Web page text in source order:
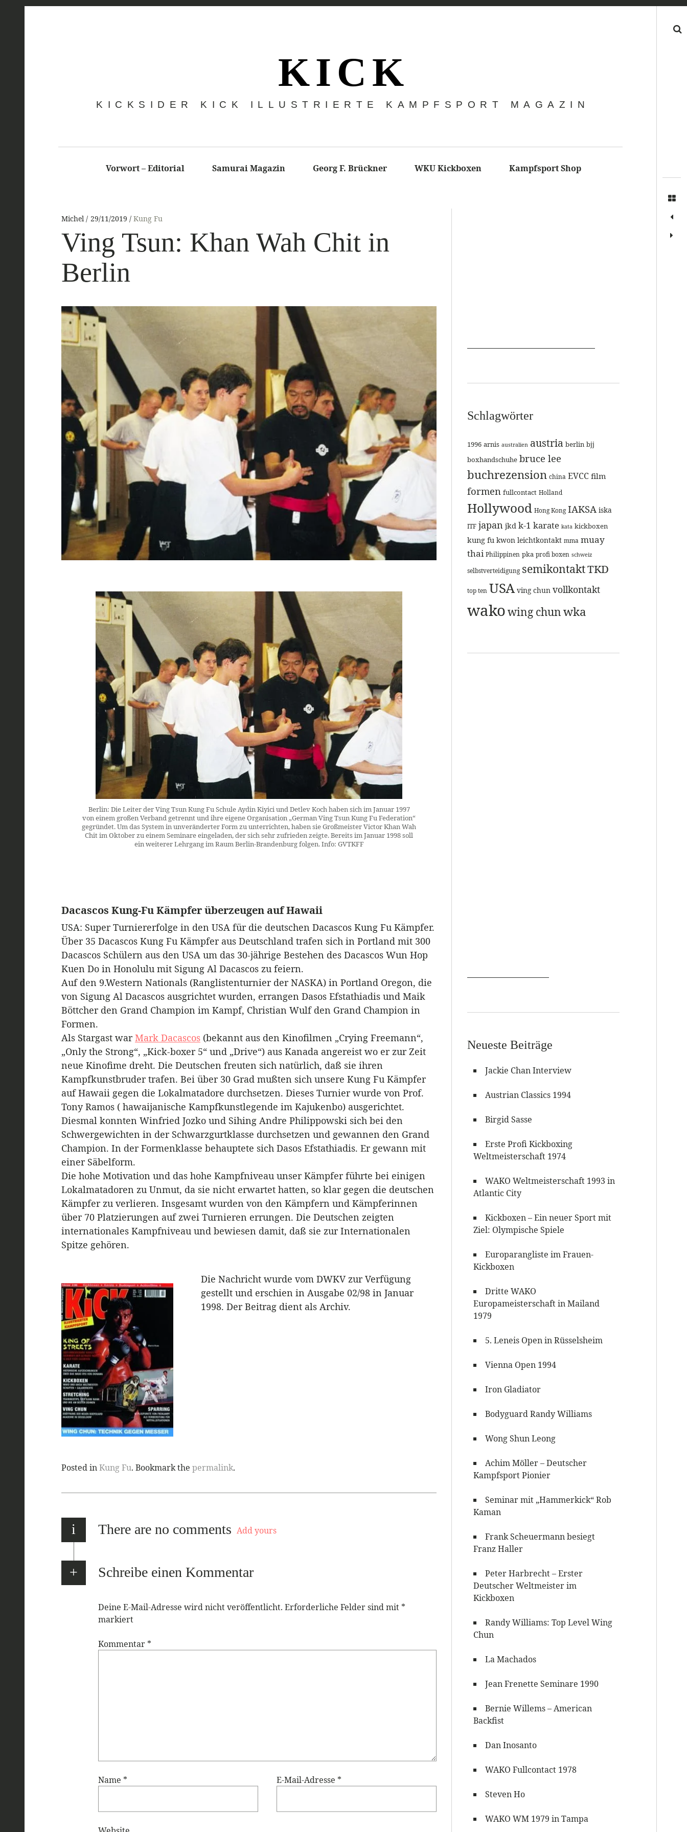
K I C K
KICKSIDER KICK ILLUSTRIERTE KAMPFSPORT MAGAZIN
Vorwort – Editorial Samurai Magazin Georg F. Brückner WKU Kickboxen Kampfsport Shop
Michel 29/11/2019 Kung Fu
Ving Tsun: Khan Wah Chit in
Berlin
Berlin: Die Leiter der Ving Tsun Kung Fu Schule Aydin Kiyici und Detlev Koch haben sich im Januar 1997
von einem großen Verband getrennt und ihre eigene Organisation „German Ving Tsun Kung Fu Federation“
gegründet. Um das System in unveränderter Form zu unterrichten, haben sie Großmeister Victor Khan Wah
Chit im Oktober zu einem Seminare eingeladen, der sich sehr zufrieden zeigte. Bereits im Januar 1998 soll
ein weiterer Lehrgang im Raum Berlin-Brandenburg folgen. Info: GVTKFF
Dacascos Kung-Fu Kämpfer überzeugen auf Hawaii
USA: Super Turniererfolge in den USA für die deutschen Dacascos Kung Fu Kämpfer.
Über 35 Dacascos Kung Fu Kämpfer aus Deutschland trafen sich in Portland mit 300
Dacascos Schülern aus den USA um das 30-jährige Bestehen des Dacascos Wun Hop
Kuen Do in Honolulu mit Sigung Al Dacascos zu feiern.
Auf den 9.Western Nationals (Ranglistenturnier der NASKA) in Portland Oregon, die
von Sigung Al Dacascos ausgrichtet wurden, errangen Dasos Efstathiadis und Maik
Böttcher den Grand Champion im Kampf, Christian Wulf den Grand Champion in
Formen.
Als Stargast warMark Dacascos (bekannt aus den Kinofilmen „Crying Freemann“,
„Only the Strong“, „Kick-boxer 5“ und „Drive“) aus Kanada angereist wo er zur Zeit
neue Kinofime dreht. Die Deutschen freuten sich natürlich, daß sie ihren
Kampfkunstbruder trafen. Bei über 30 Grad mußten sich unsere Kung Fu Kämpfer
auf Hawaii gegen die Lokalmatadore durchsetzen. Dieses Turnier wurde von Prof.
Tony Ramos ( hawaijanische Kampfkunstlegende im Kajukenbo) ausgerichtet.
Diesmal konnten Winfried Jozko und Sihing Andre Philippowski sich bei den
Schwergewichten in der Schwarzgurtklasse durchsetzen und gewannen den Grand
Champion. In der Formenklasse behauptete sich Dasos Efstathiadis. Er gewann mit
einer Säbelform.
Die hohe Motivation und das hohe Kampfniveau unser Kämpfer führte bei einigen
Lokalmatadoren zu Unmut, da sie nicht erwartet hatten, so klar gegen die deutschen
Kämpfer zu verlieren. Insgesamt wurden von den Kämpfern und Kämpferinnen
über 70 Platzierungen auf zwei Turnieren errungen. Die Deutschen zeigten
internationales Kampfniveau und bewiesen damit, daß sie zur Internationalen
Spitze gehören.
Die Nachricht wurde vom DWKV zur Verfügung
gestellt und erschien in Ausgabe 02/98 in Januar
1998. Der Beitrag dient als Archiv.
Posted inKung Fu. Bookmark the permalink.
i There are no comments Add yours
Schreibe einen Kommentar
Deine E-Mail-Adresse wird nicht veröffentlicht. Erforderliche Felder sind mit *
markiert
Kommentar *
Name * E-Mail-Adresse *
Schlagwörter
1996 arnis australien austria berlin bjj
boxhandschuhe bruce lee
buchrezension china EVCC film
formen fullcontact Holland
Hollywood Hong Kong IAKSA iska
ITF japan jkd k-1 karate kata kickboxen
kung fu kwon leichtkontakt mma muay
thai Philippinen pka profi boxen schweiz
selbstverteidigung semikontaktTKD
top ten USA ving chun vollkontakt
wakowing chunwka
Neueste Beiträge
Jackie Chan Interview
Austrian Classics 1994
Birgid Sasse
Erste Profi Kickboxing
Weltmeisterschaft 1974
WAKO Weltmeisterschaft 1993 in
Atlantic City
Kickboxen – Ein neuer Sport mit
Ziel: Olympische Spiele
Europarangliste im Frauen-
Kickboxen
Dritte WAKO
Europameisterschaft in Mailand
1979
5. Leneis Open in Rüsselsheim
Vienna Open 1994
Iron Gladiator
Bodyguard Randy Williams
Wong Shun Leong
Achim Möller – Deutscher
Kampfsport Pionier
Seminar mit „Hammerkick“ Rob
Kaman
Frank Scheuermann besiegt
Franz Haller
Peter Harbrecht – Erster
Deutscher Weltmeister im
Kickboxen
Randy Williams: Top Level Wing
Chun
La Machados
Jean Frenette Seminare 1990
Bernie Willems – American
Backfist
Dan Inosanto
WAKO Fullcontact 1978
Steven Ho
WAKO WM 1979 in Tampa